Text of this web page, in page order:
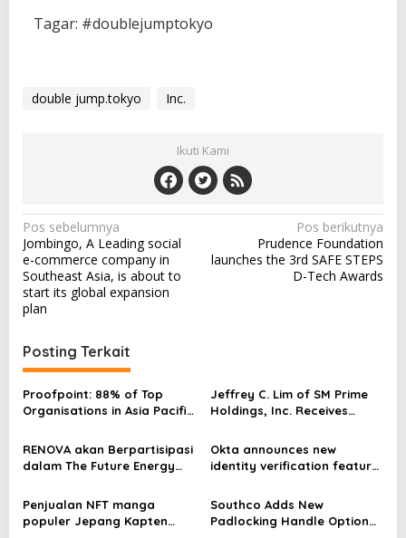
Tagar: #doublejumptokyo
double jump.tokyo Inc.
Ikuti Kami
N
a
v
i
a
s
i
o
Pos sebelumnya
Jombingo, A Leading social
e-commerce company in
Southeast Asia, is about to
start its global expansion
plan
Pos berikutnya
Prudence Foundation
launches the 3rd SAFE STEPS
D-Tech Awards
Posting Terkait
Proofpoint: 88% of Top
Organisations in Asia Pacific
and Stakeholders at Risk of
Email Fraud as Businesses
Face Record-High Email
Jeffrey C. Lim of SM Prime
Holdings, Inc. Receives
Award at ACES Awards 2024
RENOVA akan Berpartisipasi
dalam The Future Energy
Okta announces new
identity verification feature
conferencing and
collaboration
Penjualan NFT manga
populer Jepang Kapten
Southco Adds New
Padlocking Handle Option